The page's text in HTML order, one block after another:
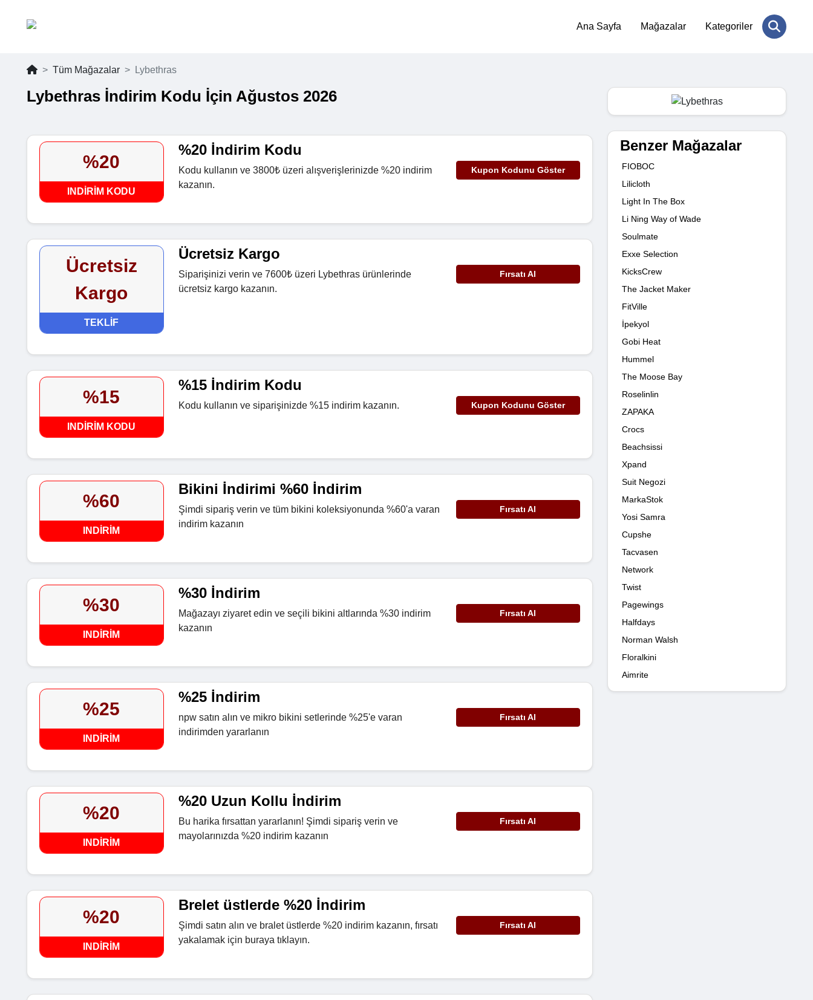
Ana Sayfa Mağazalar Kategoriler
Tüm Mağazalar Lybethras
Lybethras İndirim Kodu İçin Ağustos 2026
%20
INDIRIM KODU
%20 İndirim Kodu
Kodu kullanın ve 3800₺ üzeri alışverişlerinizde %20 indirim
kazanın.
Kupon Kodunu Göster
Ücretsiz
Kargo
TEKLIF
Ücretsiz Kargo
Siparişinizi verin ve 7600₺ üzeri Lybethras ürünlerinde
ücretsiz kargo kazanın.
Fırsatı Al
%15
INDIRIM KODU
%15 İndirim Kodu
Kodu kullanın ve siparişinizde %15 indirim kazanın. Kupon Kodunu Göster
%60
INDIRIM
Bikini İndirimi %60 İndirim
Şimdi sipariş verin ve tüm bikini koleksiyonunda %60'a varan
indirim kazanın
Fırsatı Al
%30
INDIRIM
%30 İndirim
Mağazayı ziyaret edin ve seçili bikini altlarında %30 indirim
kazanın
Fırsatı Al
%25
INDIRIM
%25 İndirim
npw satın alın ve mikro bikini setlerinde %25'e varan
indirimden yararlanın
Fırsatı Al
%20
INDIRIM
%20 Uzun Kollu İndirim
Bu harika fırsattan yararlanın! Şimdi sipariş verin ve
mayolarınızda %20 indirim kazanın
Fırsatı Al
%20
INDIRIM
Brelet üstlerde %20 İndirim
Şimdi satın alın ve bralet üstlerde %20 indirim kazanın, fırsatı
yakalamak için buraya tıklayın.
Fırsatı Al
Benzer Mağazalar
FIOBOC
Lilicloth
Light In The Box
Li Ning Way of Wade
Soulmate
Exxe Selection
KicksCrew
The Jacket Maker
FitVille
İpekyol
Gobi Heat
Hummel
The Moose Bay
Roselinlin
ZAPAKA
Crocs
Beachsissi
Xpand
Suit Negozi
MarkaStok
Yosi Samra
Cupshe
Tacvasen
Network
Twist
Pagewings
Halfdays
Norman Walsh
Floralkini
Aimrite